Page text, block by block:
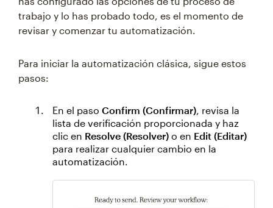
trabajo y lo has probado todo, es el momento de
revisar y comenzar tu automatización.
Para iniciar la automatización clásica, sigue estos
pasos:
En el paso Confirm (Confirmar) , revisa la
lista de verificación proporcionada y haz
clic en Resolve (Resolver) o en Edit (Editar)
para realizar cualquier cambio en la
automatización.